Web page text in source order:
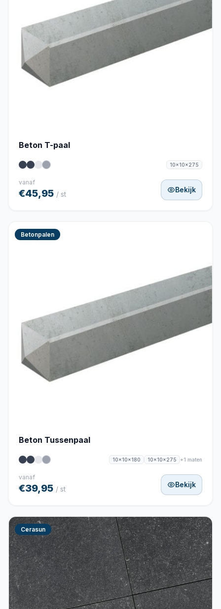
Beton T-paal
10x10x275
vanaf
€45,95 / st
Bekijk
Betonpalen
Beton Tussenpaal
10x10x180 10x10x275 +1 maten
vanaf
€39,95 / st
Bekijk
Cerasun